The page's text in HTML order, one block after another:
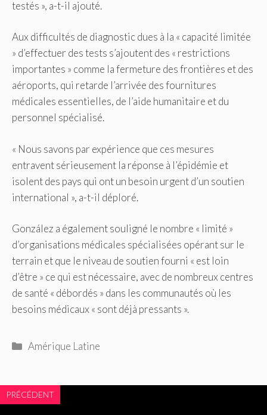
testés », a-t-il ajouté.
Aux difficultés de diagnostic dues à la « capacité limitée
» d’effectuer des tests s’ajoutent des « restrictions
importantes » comme la fermeture des frontières et des
aéroports, qui retarde l’arrivée des fournitures
médicales essentielles, de l’aide humanitaire et du
personnel spécialisé.
« Nous savons par expérience que ces mesures
entravent sérieusement la réponse à l’épidémie et
isolent des pays qui ont un besoin urgent d’un soutien
international », a-t-il déploré.
González a également souligné le nombre « limité »
d’organisations médicales spécialisées opérant sur le
terrain et que le niveau de soutien fourni « est loin
d’être » ce qui est nécessaire, avec de nombreux centres
de santé « débordés » dans les communautés où les
besoins médicaux « sont déjà pressants ».
Catégories
Amérique Latine
PRÉCÉDENT